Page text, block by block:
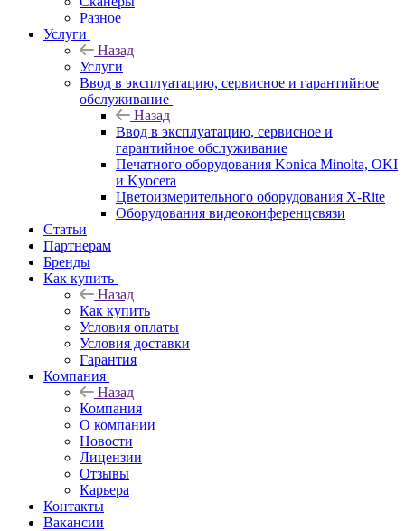
Разное
Услуги
Назад
Услуги
Ввод в эксплуатацию, сервисное и гарантийное
обслуживание
Назад
Ввод в эксплуатацию, сервисное и
гарантийное обслуживание
Печатного оборудования Konica Minolta, OKI
и Kyocera
Цветоизмерительного оборудования X-Rite
Оборудования видеоконференцсвязи
Статьи
Партнерам
Бренды
Как купить
Назад
Как купить
Условия оплаты
Условия доставки
Гарантия
Компания
Назад
Компания
О компании
Новости
Лицензии
Отзывы
Карьера
Контакты
Вакансии